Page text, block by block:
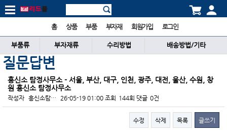
홈 상품 부품 부자재 회원가입 로그인
부품류 부자재류 수리방법 배송방법/기타
질문답변
흥신소 탐정사무소 - 서울, 부산, 대구, 인천, 광주, 대전, 울산, 수원, 창
원 흥신소 탐정사무소
작성자 흥신소탐… 26-05-19 01:00 조회 144회 댓글 0건
수정 삭제 목록 글쓰기